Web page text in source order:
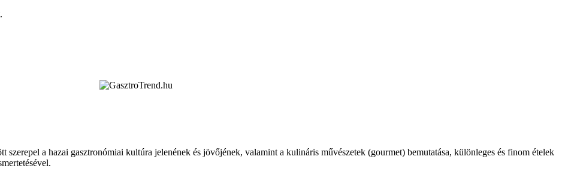
szerepel a hazai gasztronómiai kultúra jelenének és jövőjének, valamint a kulináris művészetek (gourmet) bemutatása, különleges és finom ételek